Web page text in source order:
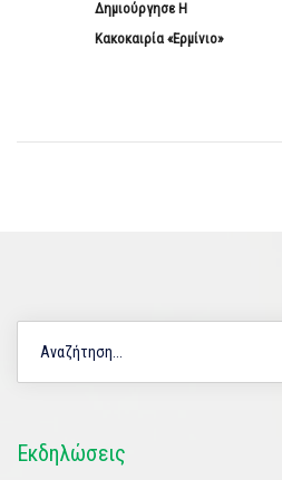
Δημιούργησε Η
Κακοκαιρία «Ερμίνιο»
Εκδηλώσεις